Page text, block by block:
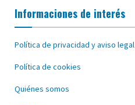
Informaciones de interés
Política de privacidad y aviso legal
Política de cookies
Quiénes somos